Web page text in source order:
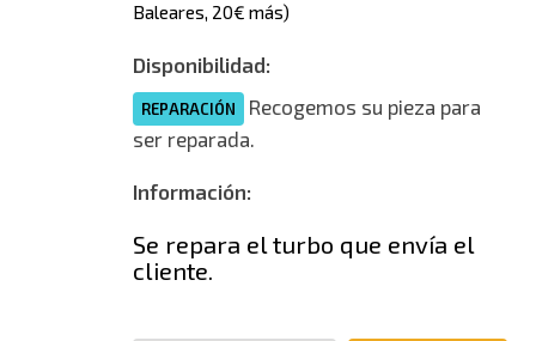
Baleares, 20€ más)
Disponibilidad:
REPARACIÓN
Recogemos su pieza para
ser reparada.
Información:
Se repara el turbo que envía el
cliente.